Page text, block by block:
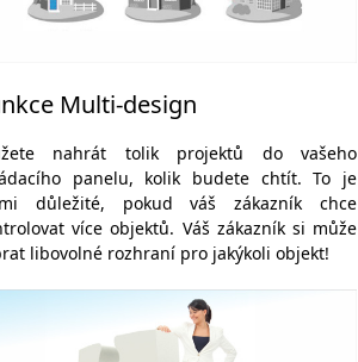
Multi-design
nahrát tolik projektů do vašeho
panelu, kolik budete chtít. To je
důležité, pokud váš zákazník chce
více objektů. Váš zákazník si může
libovolné rozhraní pro jakýkoli objekt!